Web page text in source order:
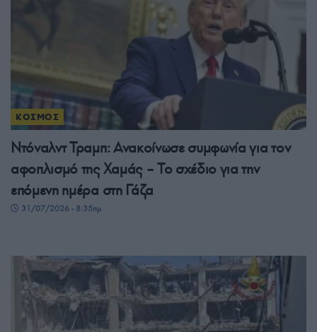
ΚΟΣΜΟΣ
Ντόναλντ Τραμπ: Ανακοίνωσε συμφωνία για τον
αφοπλισμό της Χαμάς – Το σχέδιο για την
επόμενη ημέρα στη Γάζα
31/07/2026 - 8:35πμ